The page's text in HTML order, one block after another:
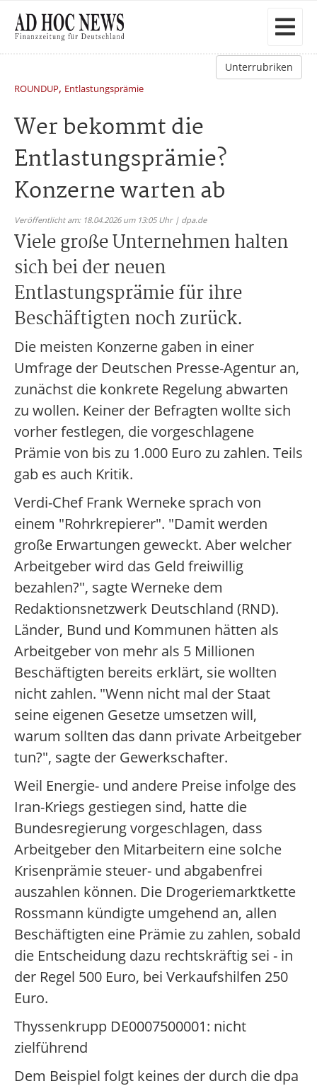
Unterrubriken
ROUNDUP, Entlastungsprämie
Wer bekommt die
Entlastungsprämie?
Konzerne warten ab
Veröffentlicht am: 18.04.2026 um 13:05 Uhr | dpa.de
Viele große Unternehmen halten
sich bei der neuen
Entlastungsprämie für ihre
Beschäftigten noch zurück.
Die meisten Konzerne gaben in einer
Umfrage der Deutschen Presse-Agentur an,
zunächst die konkrete Regelung abwarten
zu wollen. Keiner der Befragten wollte sich
vorher festlegen, die vorgeschlagene
Prämie von bis zu 1.000 Euro zu zahlen. Teils
gab es auch Kritik.
Verdi-Chef Frank Werneke sprach von
einem "Rohrkrepierer". "Damit werden
große Erwartungen geweckt. Aber welcher
Arbeitgeber wird das Geld freiwillig
bezahlen?", sagte Werneke dem
Redaktionsnetzwerk Deutschland (RND).
Länder, Bund und Kommunen hätten als
Arbeitgeber von mehr als 5 Millionen
Beschäftigten bereits erklärt, sie wollten
nicht zahlen. "Wenn nicht mal der Staat
seine eigenen Gesetze umsetzen will,
warum sollten das dann private Arbeitgeber
tun?", sagte der Gewerkschafter.
Weil Energie- und andere Preise infolge des
Iran-Kriegs gestiegen sind, hatte die
Bundesregierung vorgeschlagen, dass
Arbeitgeber den Mitarbeitern eine solche
Krisenprämie steuer- und abgabenfrei
auszahlen können. Die Drogeriemarktkette
Rossmann kündigte umgehend an, allen
Beschäftigten eine Prämie zu zahlen, sobald
die Entscheidung dazu rechtskräftig sei - in
der Regel 500 Euro, bei Verkaufshilfen 250
Euro.
Thyssenkrupp DE0007500001: nicht
zielführend
Dem Beispiel folgt keines der durch die dpa